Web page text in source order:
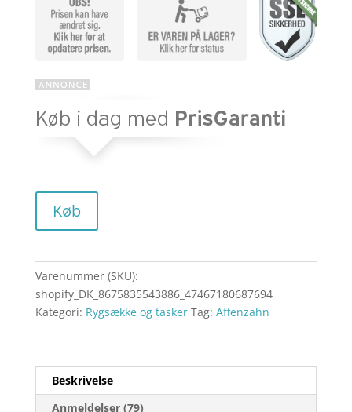
kr.
Køb
Varenummer (SKU):
shopify_DK_8675835543886_47467180687694
Kategori: Rygsække og tasker Tag: Affenzahn
Beskrivelse
Anmeldelser (79)